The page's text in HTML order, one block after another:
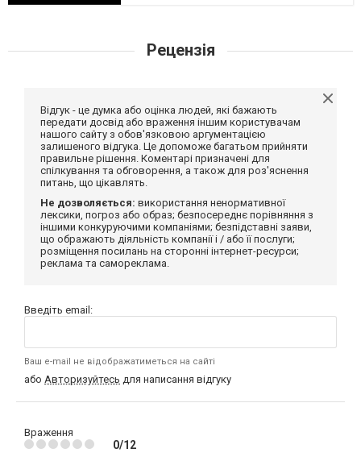
Рецензія
Відгук - це думка або оцінка людей, які бажають
передати досвід або враження іншим користувачам
нашого сайту з обов'язковою аргументацією
залишеного відгука. Це допоможе багатьом прийняти
правильне рішення. Коментарі призначені для
спілкування та обговорення, а також для роз'яснення
питань, що цікавлять.
Не дозволяється: використання ненормативної
лексики, погроз або образ; безпосереднє порівняння з
іншими конкуруючими компаніями; безпідставні заяви,
що ображають діяльність компанії і / або її послуги;
розміщення посилань на сторонні інтернет-ресурси;
реклама та самореклама.
Введіть email:
Ваш e-mail не відображатиметься на сайті
або Авторизуйтесь для написання відгуку
Враження
0/12